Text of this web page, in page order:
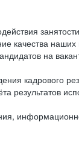
наших
на
кадрового